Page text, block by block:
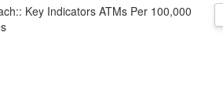
Key Indicators ATMs Per 100,000